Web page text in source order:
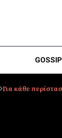
GOSSIP
Για κάθε